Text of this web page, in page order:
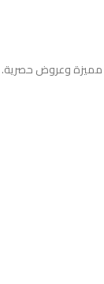
مميزة وعروض حصرية.